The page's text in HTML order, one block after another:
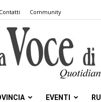
Contatti Community
EVENTI